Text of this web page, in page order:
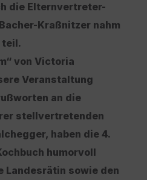
die Elternvertreter-
Kraßnitzer nahm
teil.
von Victoria
Veranstaltung
an die
stellvertretenden
haben die 4.
humorvoll
Landesrätin sowie den